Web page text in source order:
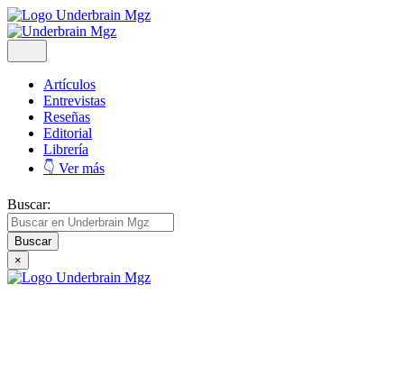
Artículos
Entrevistas
Reseñas
Editorial
Librería
👇 Ver más
Buscar:
×